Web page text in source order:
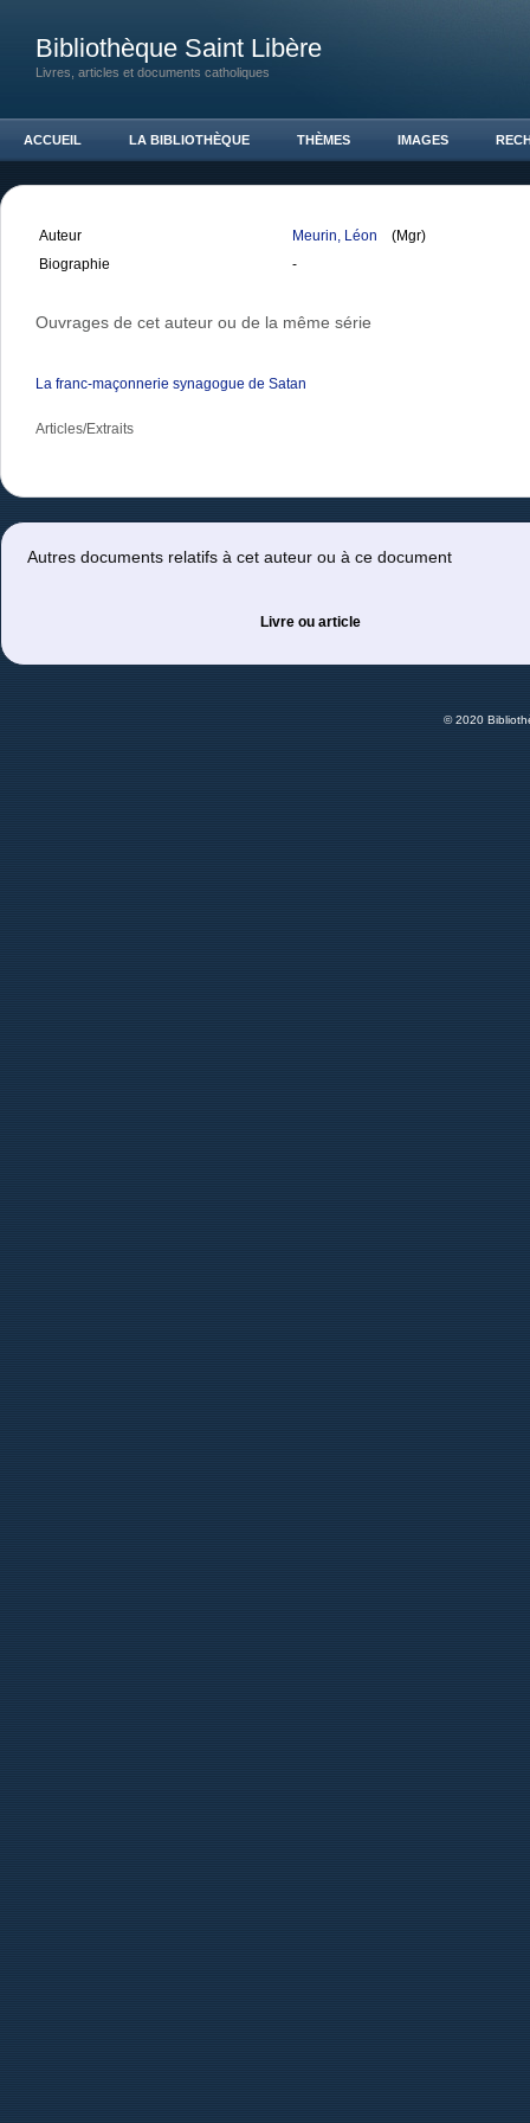
Bibliothèque Saint Libère
Livres, articles et documents catholiques
ACCUEIL LA BIBLIOTHÈQUE THÈMES IMAGES
Auteur Meurin, Léon
(Mgr)
Biographie
-
Ouvrages de cet auteur ou de la même série
La franc-maçonnerie synagogue de Satan
Articles/Extraits
Autres documents relatifs à cet auteur ou à ce document
Livre ou article
© 2020